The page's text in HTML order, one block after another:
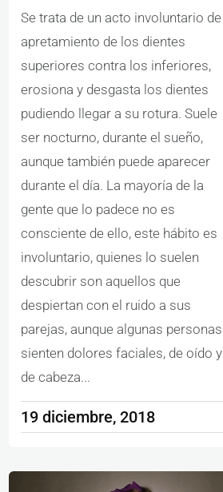
Se trata de un acto involuntario de
apretamiento de los dientes
superiores contra los inferiores,
erosiona y desgasta los dientes
pudiendo llegar a su rotura. Suele
ser nocturno, durante el sueño,
aunque también puede aparecer
durante el día. La mayoría de la
gente que lo padece no es
consciente de ello, este hábito es
involuntario, quienes lo suelen
descubrir son aquellos que
despiertan con el ruido a sus
parejas, aunque algunas personas
sienten dolores faciales, de oído y
de cabeza...
19 diciembre, 2018